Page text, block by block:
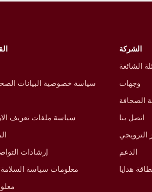
سياسة خصوصية البيانات
سياسة ملفات تعريف
إرشادات
معلومات سياسة
الشركة
الشائعة
وجهات
الصحافة
اتصل بنا
الترويجي
الدعم
هدايا